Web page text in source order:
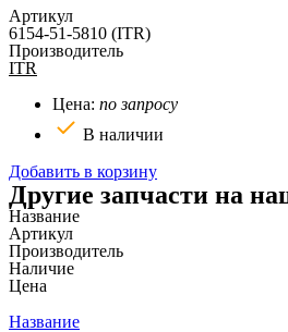
Артикул
6154-51-5810 (ITR)
Производитель
ITR
Цена: по запросу
В наличии
Добавить в корзину
Другие запчасти на
Название
Артикул
Производитель
Наличие
Цена
Название